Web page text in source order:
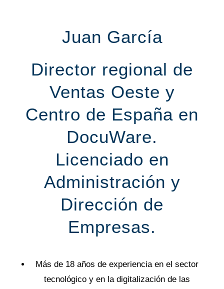
Juan García
Director regional de
Ventas Oeste y
Centro de España en
DocuWare.
Licenciado en
Administración y
Dirección de
Empresas.
Más de 18 años de experiencia en el sector
tecnológico y en la digitalización de las